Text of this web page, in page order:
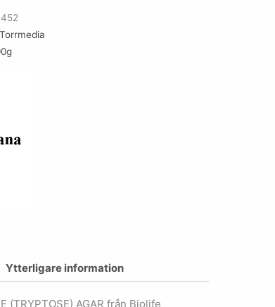
Torrmedia
Ytterligare information
(TRYPTOSE) AGAR från Biolife